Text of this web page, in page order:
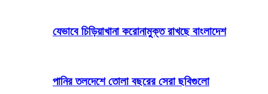
যেভাবে চিড়িয়াখানা করোনামুক্ত রাখছে বাংলাদেশ
পানির তলদেশে তোলা বছরের সেরা ছবিগুলো